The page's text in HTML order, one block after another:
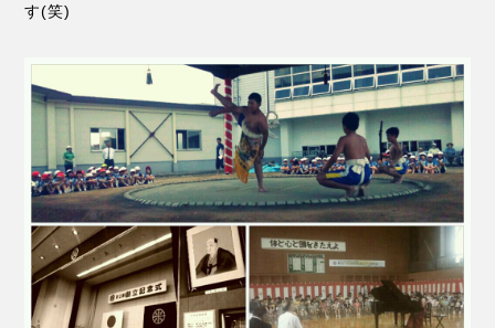
す(笑)